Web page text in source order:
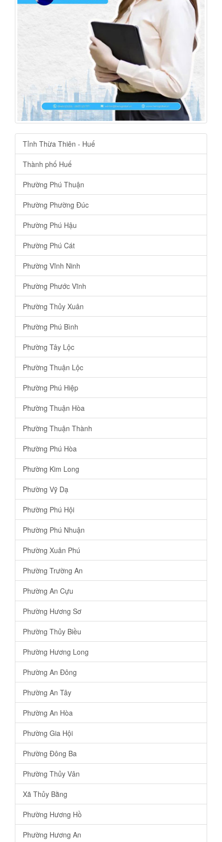
Tỉnh Thừa Thiên - Huế
Thành phố Huế
Phường Phú Thuận
Phường Phường Đúc
Phường Phú Hậu
Phường Phú Cát
Phường Vĩnh Ninh
Phường Phước Vĩnh
Phường Thủy Xuân
Phường Phú Bình
Phường Tây Lộc
Phường Thuận Lộc
Phường Phú Hiệp
Phường Thuận Hòa
Phường Thuận Thành
Phường Phú Hòa
Phường Kim Long
Phường Vỹ Dạ
Phường Phú Hội
Phường Phú Nhuận
Phường Xuân Phú
Phường Trường An
Phường An Cựu
Phường Hương Sơ
Phường Thủy Biều
Phường Hương Long
Phường An Đông
Phường An Tây
Phường An Hòa
Phường Gia Hội
Phường Đông Ba
Phường Thủy Vân
Xã Thủy Bằng
Phường Hương Hồ
Phường Hương An